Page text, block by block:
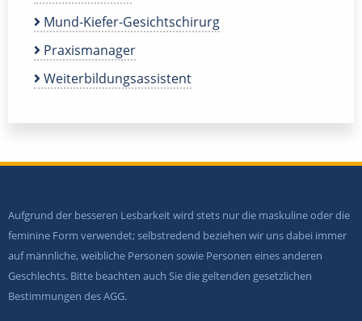
Mund-Kiefer-Gesichtschirurg
Praxismanager
Weiterbildungsassistent
Aufgrund der besseren Lesbarkeit wird stets nur die maskuline oder die
feminine Form verwendet; selbstredend beziehen wir uns dabei immer
auf männliche, weibliche Personen sowie Personen eines anderen
Geschlechts. Bitte beachten auch Sie die geltenden gesetzlichen
Bestimmungen des AGG.